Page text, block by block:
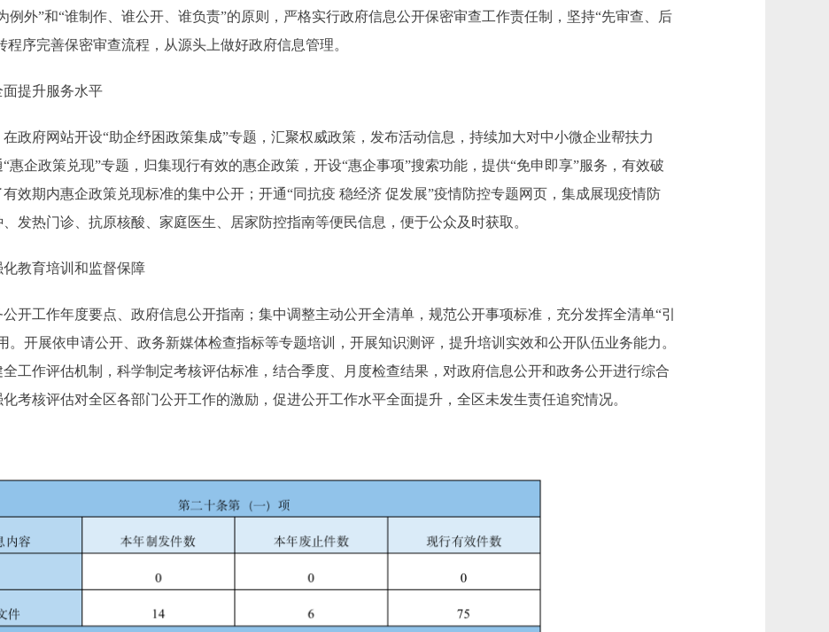
外”和“谁制作、谁公开、谁负责”的原则，严格实行政府信息公开保密审查工作责任制，坚持“先审查、后
程序完善保密审查流程，从源头上做好政府信息管理。
提升服务水平
府网站开设“助企纾困政策集成”专题，汇聚权威政策，发布活动信息，持续加大对中小微企业帮扶力
惠企政策兑现”专题，归集现行有效的惠企政策，开设“惠企事项”搜索功能，提供“免申即享”服务，有效破
效期内惠企政策兑现标准的集中公开；开通“同抗疫 稳经济 促发展”疫情防控专题网页，集成展现疫情防
发热门诊、抗原核酸、家庭医生、居家防控指南等便民信息，便于公众及时获取。
教育培训和监督保障
工作年度要点、政府信息公开指南；集中调整主动公开全清单，规范公开事项标准，充分发挥全清单“引
。开展依申请公开、政务新媒体检查指标等专题培训，开展知识测评，提升培训实效和公开队伍业务能力。
工作评估机制，科学制定考核评估标准，结合季度、月度检查结果，对政府信息公开和政务公开进行综合
考核评估对全区各部门公开工作的激励，促进公开工作水平全面提升，全区未发生责任追究情况。